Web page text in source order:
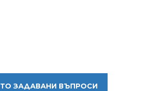
ЗАДАВАНИ ВЪПРОСИ